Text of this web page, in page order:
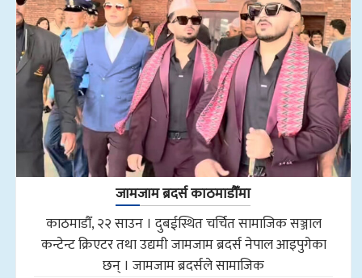
जामजाम ब्रदर्स काठमाडौँमा
काठमाडौँ, २२ साउन । दुबईस्थित चर्चित सामाजिक सञ्जाल
कन्टेन्ट क्रिएटर तथा उद्यमी जामजाम ब्रदर्स नेपाल आइपुगेका
छन् । जामजाम ब्रदर्सले सामाजिक